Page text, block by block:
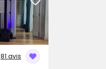
81 avis